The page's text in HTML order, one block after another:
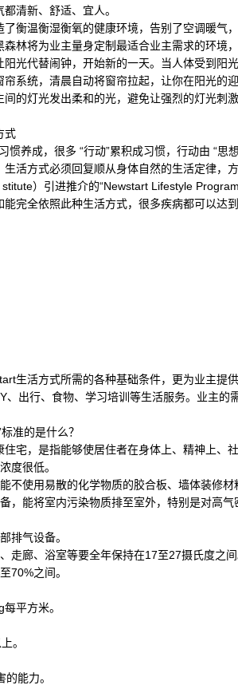
清新、舒适、宜人。
温衡湿衡氧的健康环境，告别了空调暖气
林将为业主量身定制最适合业主需求的环境
代替闹钟，开始新的一天。当人体受到阳
系统，清晨自动将窗帘拉起，让你在阳光的
的灯光发出柔和的光，避免让强烈的灯光刺
式
养成，很多 “行动”累积成习惯，行动由 “思
活方式必须回复顺从身体自然的生活定律，
）引进推介的“Newstart Lifestyle
完全依照此种生活方式，很多疾病都可以达
活方式所需的各种基础条件，更为业主提
、出行、食物、学习培训等生活服务。业主
准的是什么？
，是指能够使居住者在身体上、精神上、社
很低。
使用易散的化学物质的胶合板、墙体装修材
能将室内污染物质排至室外，特别是对高气
气设备。
廊、浴室等要全年保持在17至27摄氏度之间
之间。
平方米。
。
能力。